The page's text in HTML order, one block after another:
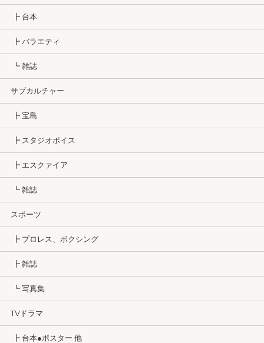
┣ 台本
┣ バラエティ
┗ 雑誌
サブカルチャー
┣ 宝島
┣ スタジオボイス
┣ エスクァイア
┗ 雑誌
スポーツ
┣ プロレス、ボクシング
┣ 雑誌
┗ 写真集
TVドラマ
┣ 台本●ポスター 他